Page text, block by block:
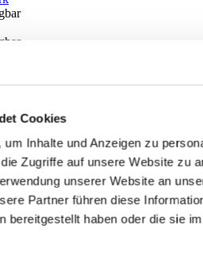
Cookies
Inhalte und Anzeigen zu
Zugriffe auf unsere Website zu
unserer Website an
Partner führen diese
bereitgestellt haben oder die sie
verfügbar